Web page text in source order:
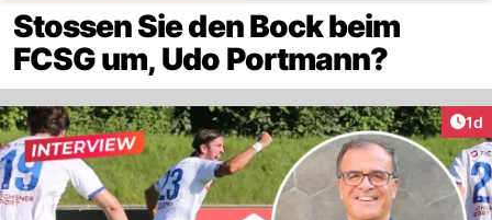
Stossen Sie den Bock beim
FCSG um, Udo Portmann?
1d